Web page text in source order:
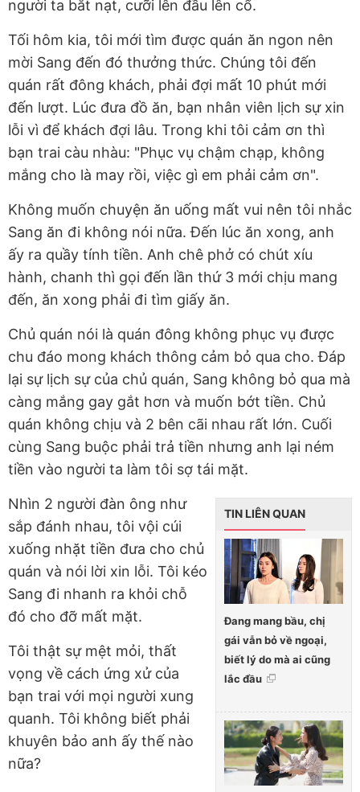
người ta bắt nạt, cưỡi lên đầu lên cổ.
Tối hôm kia, tôi mới tìm được quán ăn ngon nên
mời Sang đến đó thưởng thức. Chúng tôi đến
quán rất đông khách, phải đợi mất 10 phút mới
đến lượt. Lúc đưa đồ ăn, bạn nhân viên lịch sự xin
lỗi vì để khách đợi lâu. Trong khi tôi cảm ơn thì
bạn trai càu nhàu: "Phục vụ chậm chạp, không
mắng cho là may rồi, việc gì em phải cảm ơn".
Không muốn chuyện ăn uống mất vui nên tôi nhắc
Sang ăn đi không nói nữa. Đến lúc ăn xong, anh
ấy ra quầy tính tiền. Anh chê phở có chút xíu
hành, chanh thì gọi đến lần thứ 3 mới chịu mang
đến, ăn xong phải đi tìm giấy ăn.
Chủ quán nói là quán đông không phục vụ được
chu đáo mong khách thông cảm bỏ qua cho. Đáp
lại sự lịch sự của chủ quán, Sang không bỏ qua mà
càng mắng gay gắt hơn và muốn bớt tiền. Chủ
quán không chịu và 2 bên cãi nhau rất lớn. Cuối
cùng Sang buộc phải trả tiền nhưng anh lại ném
tiền vào người ta làm tôi sợ tái mặt.
TIN LIÊN QUAN
Đang mang bầu, chị
gái vẫn bỏ về ngoại,
biết lý do mà ai cũng
lắc đầu
Nhìn 2 người đàn ông như
sắp đánh nhau, tôi vội cúi
xuống nhặt tiền đưa cho chủ
quán và nói lời xin lỗi. Tôi kéo
Sang đi nhanh ra khỏi chỗ
đó cho đỡ mất mặt.
Tôi thật sự mệt mỏi, thất
vọng về cách ứng xử của
bạn trai với mọi người xung
quanh. Tôi không biết phải
khuyên bảo anh ấy thế nào
nữa?